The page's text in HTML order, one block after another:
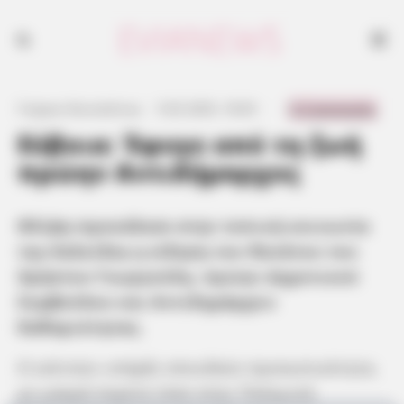
Εύβοια: Έφυγε από τη ζωή
πρώην Αντιδήμαρχος
Θλίψη προκάλεσε στην τοπική κοινωνία
Χρήστου Γεωργούλη, πρώην Δημοτικού
Συμβούλου και Αντιδημάρχου
με μακρά πορεία τόσο στην Πολεμική